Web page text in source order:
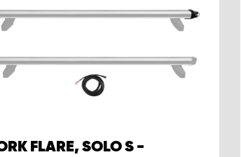
FLARE, SOLO S -